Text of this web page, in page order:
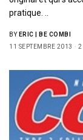
pratique. ..
BY ERIC | BE COMBI
11 SEPTEMBRE 2013
2